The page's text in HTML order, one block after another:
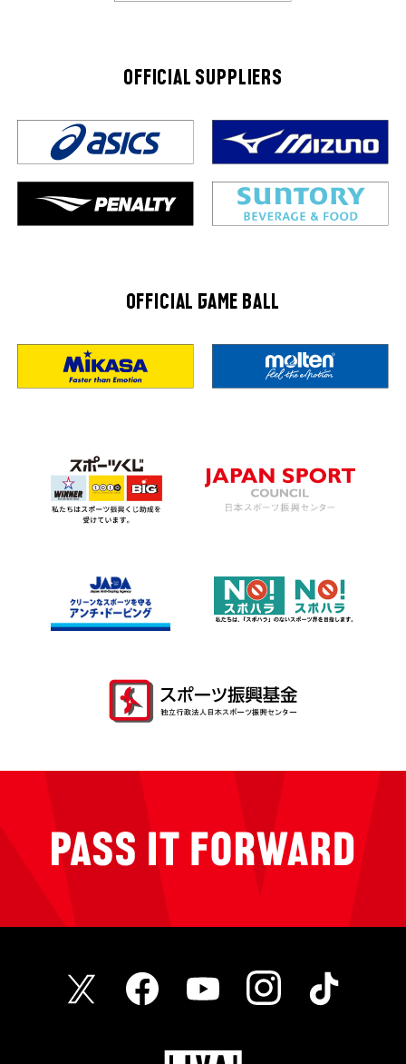
OFFICIAL SUPPLIERS
OFFICIAL GAME BALL